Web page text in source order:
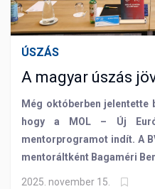
ÚSZÁS
A magyar úszás
Még októberben jelentette
hogy a MOL – Új
mentorprogramot indít. A
mentoráltként Bagaméri
2025. november 15.